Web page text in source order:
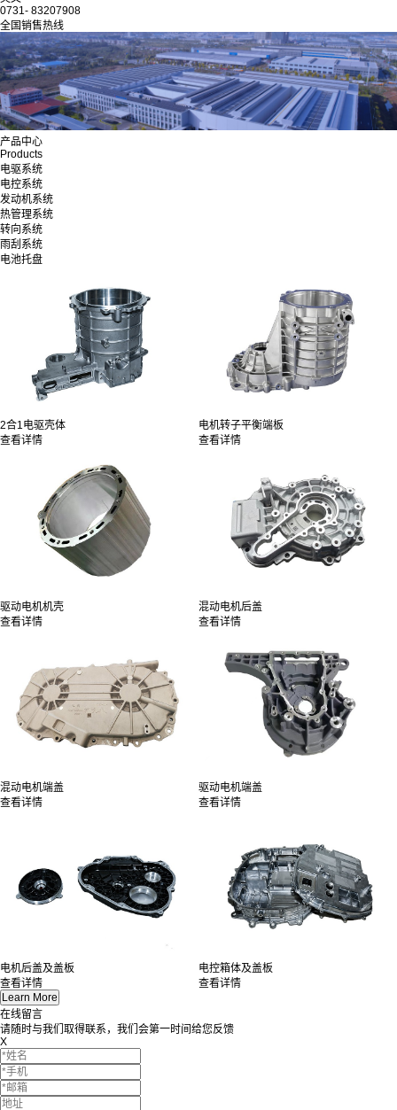
0731- 83207908
全国销售热线
产品中心
Products
电驱系统
电控系统
发动机系统
热管理系统
转向系统
雨刮系统
电池托盘
2合1电驱壳体
查看详情
电机转子平衡端板
查看详情
驱动电机机壳
查看详情
混动电机后盖
查看详情
混动电机端盖
查看详情
驱动电机端盖
查看详情
电机后盖及盖板
查看详情
电控箱体及盖板
查看详情
在线留言
请随时与我们取得联系，我们会第一时间给您反馈
X